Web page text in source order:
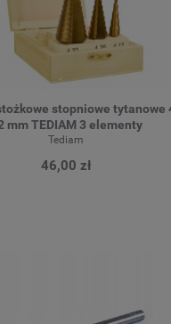
stopniowe tytanowe
mm TEDIAM 3 elementy
Tediam
46,00 zł